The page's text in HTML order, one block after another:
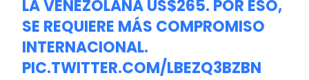
LA VENEZOLANA US$265. POR ESO,
SE REQUIERE MÁS COMPROMISO
INTERNACIONAL.
PIC.TWITTER.COM/LBEZQ3BZBN